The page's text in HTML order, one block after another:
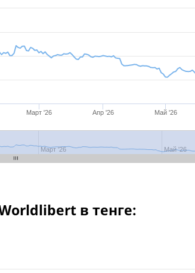
Март '26 Апр '26 Май '26
Март '26 Май '26
Март '26 Апр '26 Май '26
в тенге: